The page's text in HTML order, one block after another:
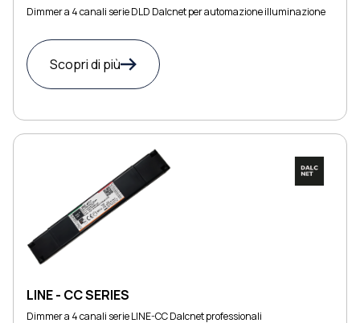
Dimmer a 4 canali serie DLD Dalcnet per automazione illuminazione
Scopri di più
LINE - CC SERIES
Dimmer a 4 canali serie LINE-CC Dalcnet professionali